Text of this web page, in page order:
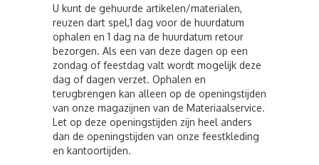
U kunt de gehuurde artikelen/materialen,
reuzen dart spel,1 dag voor de huurdatum
ophalen en 1 dag na de huurdatum retour
bezorgen. Als een van deze dagen op een
zondag of feestdag valt wordt mogelijk deze
dag of dagen verzet. Ophalen en
terugbrengen kan alleen op de openingstijden
van onze magazijnen van de Materiaalservice.
Let op deze openingstijden zijn heel anders
dan de openingstijden van onze feestkleding
en kantoortijden.